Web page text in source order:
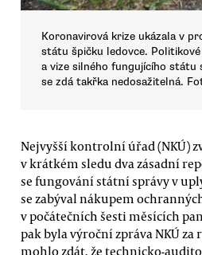
Koronavirová krize ukázala v
státu špičku ledovce.
a vize silného fungujícího státu
se zdá takřka nedosažitelná.
Nejvyšší kontrolní úřad (NKÚ)
v krátkém sledu dva zásadní
se fungování státní správy v
se zabýval nákupem
v počátečních šesti měsících
pak byla výroční zpráva NKÚ za
mohlo zdát, že technicko-